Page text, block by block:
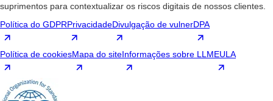
suprimentos para contextualizar os riscos digitais de nossos clientes.
Política do GDPRPrivacidadeDivulgação de vulnerDPA
Política de cookiesMapa do siteInformações sobre LLMEULA